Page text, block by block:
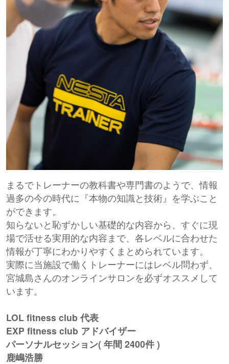
まるでトレーナーの教科書や専門書のようで、情報
過多の今の時代に『本物の知識と技術』を学ぶこと
ができます。
知らないと恥ずかしい基礎的な内容から、すぐに現
場で活せる実用的な内容まで、各レベルに合わせた
情報が丁寧にわかりやすくまとめられています。
実際に当施設で働くトレーナーにはレベル問わず、
宮城島さんのオンラインサロンを必ずオススメして
います。
LOL fitness club 代表
EXP fitness club アドバイザー
パーソナルセッション( 年間 2400件 )
鹿嶋浩勝